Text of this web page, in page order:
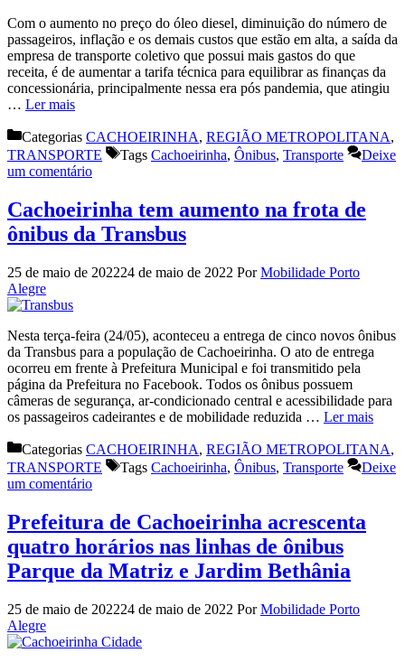
Com o aumento no preço do óleo diesel, diminuição do número de
passageiros, inflação e os demais custos que estão em alta, a saída da
empresa de transporte coletivo que possui mais gastos do que
receita, é de aumentar a tarifa técnica para equilibrar as finanças da
concessionária, principalmente nessa era pós pandemia, que atingiu
… Ler mais
Categorias CACHOEIRINHA, REGIÃO METROPOLITANA,
TRANSPORTE
Tags Cachoeirinha, Ônibus, Transporte
Deixe
um comentário
Cachoeirinha tem aumento na frota de
ônibus da Transbus
25 de maio de 202224 de maio de 2022 PorMobilidade Porto
Alegre
Nesta terça-feira (24/05), aconteceu a entrega de cinco novos ônibus
da Transbus para a população de Cachoeirinha. O ato de entrega
ocorreu em frente à Prefeitura Municipal e foi transmitido pela
página da Prefeitura no Facebook. Todos os ônibus possuem
câmeras de segurança, ar-condicionado central e acessibilidade para
os passageiros cadeirantes e de mobilidade reduzida … Ler mais
Categorias CACHOEIRINHA, REGIÃO METROPOLITANA,
TRANSPORTE
Tags Cachoeirinha, Ônibus, Transporte
Deixe
um comentário
Prefeitura de Cachoeirinha acrescenta
quatro horários nas linhas de ônibus
Parque da Matriz e Jardim Bethânia
25 de maio de 202224 de maio de 2022 PorMobilidade Porto
Alegre